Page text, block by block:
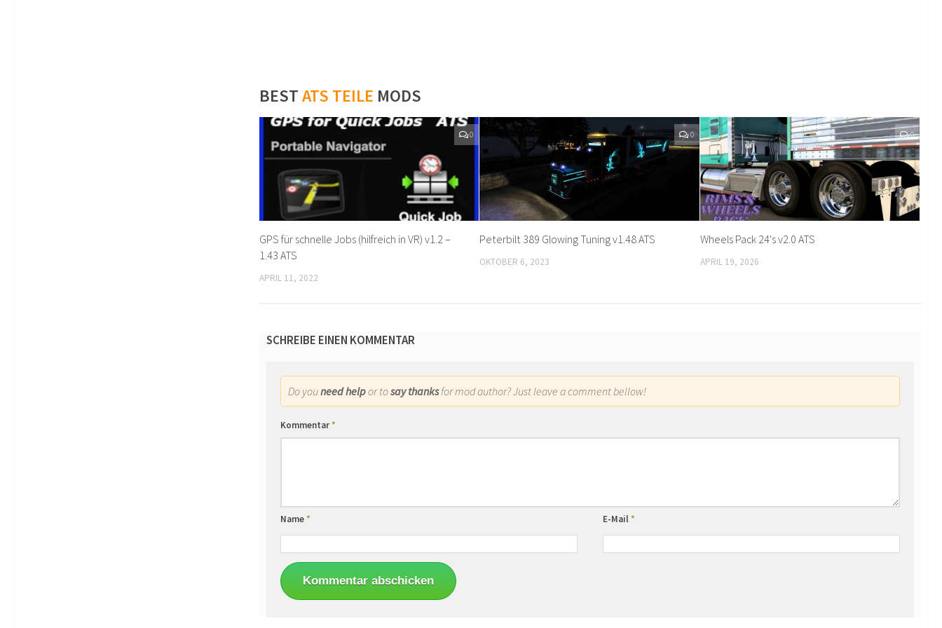
BESTATS TEILE MODS
0
GPS für schnelle Jobs (hilfreich in VR) v1.2 –
1.43 ATS
APRIL 11, 2022
0
Peterbilt 389 Glowing Tuning v1.48 ATS
OKTOBER 6, 2023
0
Wheels Pack 24's v2.0 ATS
APRIL 19, 2026
SCHREIBE EINEN KOMMENTAR
Do youneed helpor tosay thanksfor mod author? Just leave a comment bellow!
Kommentar*
Name* E-Mail*